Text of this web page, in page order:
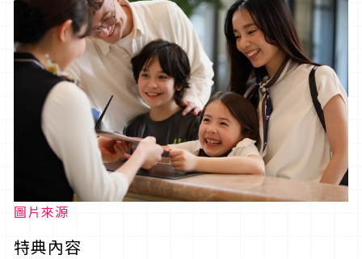
圖片來源
特典內容